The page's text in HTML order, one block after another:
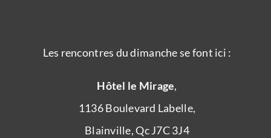
Les rencontres du dimanche se font ici :
Hôtel le Mirage,
1136 Boulevard Labelle,
Blainville, Qc J7C 3J4